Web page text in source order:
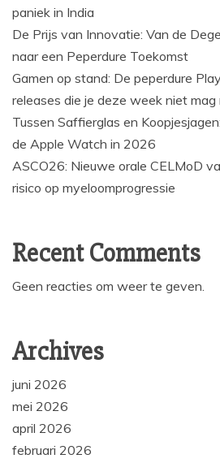
paniek in India
De Prijs van Innovatie: Van de
naar een Peperdure Toekomst
Gamen op stand: De peperdure
releases die je deze week niet mag
Tussen Saffierglas en
de Apple Watch in 2026
ASCO26: Nieuwe orale CELMoD
risico op myeloomprogressie
Recent Comments
Geen reacties om weer te geven.
Archives
juni 2026
mei 2026
april 2026
februari 2026